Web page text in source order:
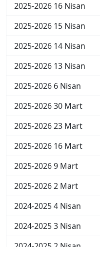
2025-2026 16 Nisan
2025-2026 15 Nisan
2025-2026 14 Nisan
2025-2026 13 Nisan
2025-2026 6 Nisan
2025-2026 30 Mart
2025-2026 23 Mart
2025-2026 16 Mart
2025-2026 9 Mart
2025-2026 2 Mart
2024-2025 4 Nisan
2024-2025 3 Nisan
2024-2025 2 Nisan